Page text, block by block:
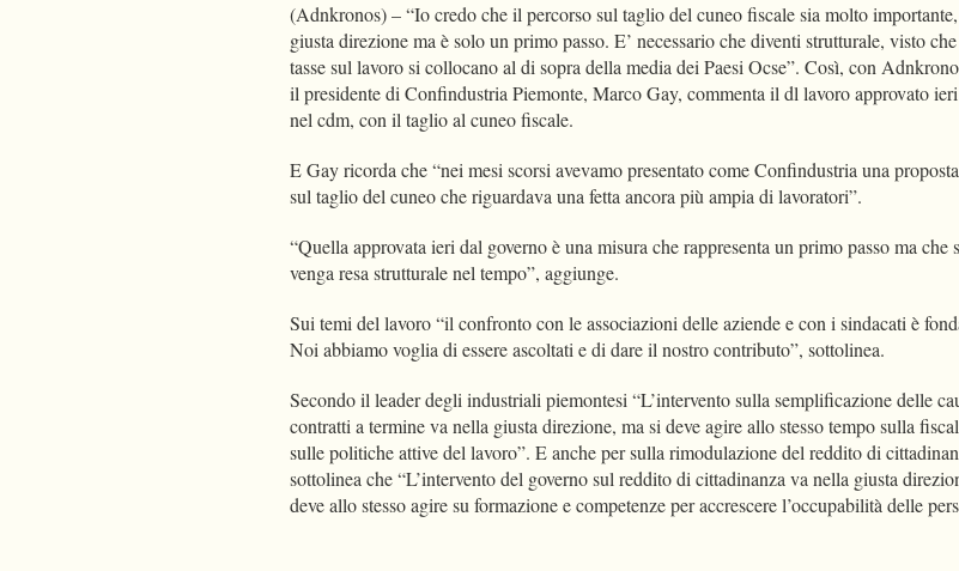
(Adnkronos) – “Io credo che il percorso sul taglio del cuneo fiscale sia molto
giusta direzione ma è solo un primo passo. E’ necessario che diventi strutturale, visto
tasse sul lavoro si collocano al di sopra della media dei Paesi Ocse”. Così, con
il presidente di Confindustria Piemonte, Marco Gay, commenta il dl lavoro approvato
nel cdm, con il taglio al cuneo fiscale.
E Gay ricorda che “nei mesi scorsi avevamo presentato come Confindustria una
sul taglio del cuneo che riguardava una fetta ancora più ampia di lavoratori”.
“Quella approvata ieri dal governo è una misura che rappresenta un primo passo ma che
venga resa strutturale nel tempo”, aggiunge.
Sui temi del lavoro “il confronto con le associazioni delle aziende e con i sindacati è
Noi abbiamo voglia di essere ascoltati e di dare il nostro contributo”, sottolinea.
Secondo il leader degli industriali piemontesi “L’intervento sulla semplificazione delle
contratti a termine va nella giusta direzione, ma si deve agire allo stesso tempo sulla
sulle politiche attive del lavoro”. E anche per sulla rimodulazione del reddito di
sottolinea che “L’intervento del governo sul reddito di cittadinanza va nella giusta
deve allo stesso agire su formazione e competenze per accrescere l’occupabilità delle